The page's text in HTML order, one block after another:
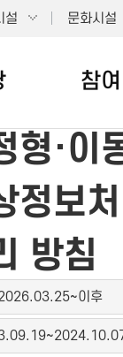
설 문화시설
참
형·이
정보
방침
이후